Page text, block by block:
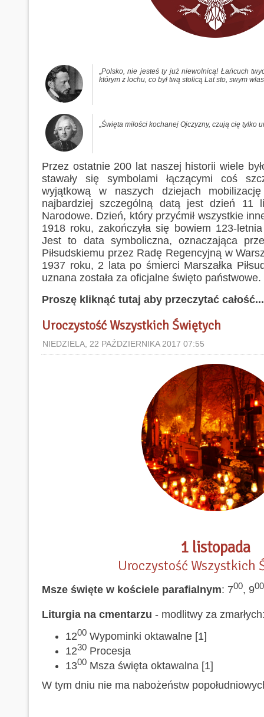
„Polsko, nie jesteś ty już niewolnicą! Łańcuch
którym z lochu, co był twą stolicą Lat sto, swym
„Święta miłości kochanej Ojczyzny, czują cię tylko
Przez ostatnie 200 lat naszej historii wiele
stawały się symbolami łączącymi coś
wyjątkową w naszych dziejach
najbardziej szczególną datą jest dzień 11
Narodowe. Dzień, który przyćmił wszystkie
1918 roku, zakończyła się bowiem 123-
Jest to data symboliczna, oznaczająca
Piłsudskiemu przez Radę Regencyjną w
1937 roku, 2 lata po śmierci Marszałka
uznana została za oficjalne święto państwowe.
Proszę kliknąć tutaj aby przeczytać całość...
Uroczystość Wszystkich Świętych
NIEDZIELA, 22 PAŹDZIERNIKA 2017 07:55
1 listopada
Uroczystość Wszystkich
Msze święte w kościele parafialnym: 700, 900
Liturgia na cmentarzu - modlitwy za
1200 Wypominki oktawalne [1]
1230 Procesja
1300 Msza święta oktawalna [1]
W tym dniu nie ma nabożeństw